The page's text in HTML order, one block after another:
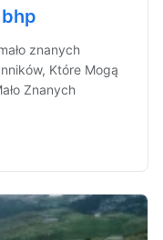
znanych
Które Mogą
Znanych